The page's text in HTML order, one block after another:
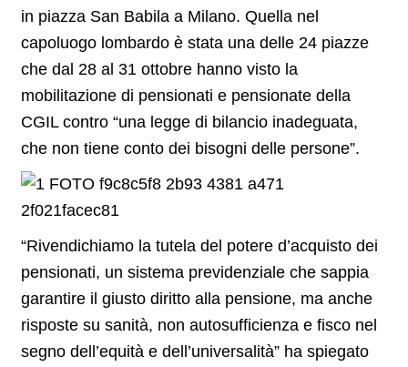
in piazza San Babila a Milano. Quella nel
capoluogo lombardo è stata una delle 24 piazze
che dal 28 al 31 ottobre hanno visto la
mobilitazione di pensionati e pensionate della
CGIL contro “una legge di bilancio inadeguata,
che non tiene conto dei bisogni delle persone”.
“Rivendichiamo la tutela del potere d’acquisto dei
pensionati, un sistema previdenziale che sappia
garantire il giusto diritto alla pensione, ma anche
risposte su sanità, non autosufficienza e fisco nel
segno dell’equità e dell’universalità” ha spiegato